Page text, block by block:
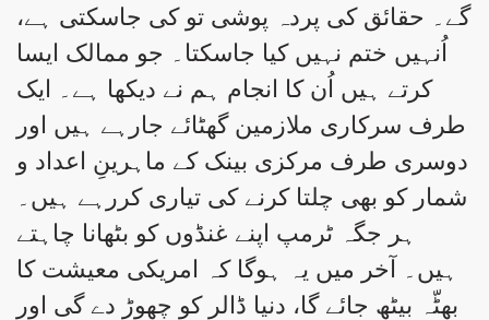
گے۔ حقائق کی پردہ پوشی تو کی جاسکتی ہے،
اُنہیں ختم نہیں کیا جاسکتا۔ جو ممالک ایسا
کرتے ہیں اُن کا انجام ہم نے دیکھا ہے۔ ایک
طرف سرکاری ملازمین گھٹائے جارہے ہیں اور
دوسری طرف مرکزی بینک کے ماہرینِ اعداد و
شمار کو بھی چلتا کرنے کی تیاری کررہے ہیں۔
ہر جگہ ٹرمپ اپنے غنڈوں کو بٹھانا چاہتے
ہیں۔ آخر میں یہ ہوگا کہ امریکی معیشت کا
بھٹّہ بیٹھ جائے گا، دنیا ڈالر کو چھوڑ دے گی اور